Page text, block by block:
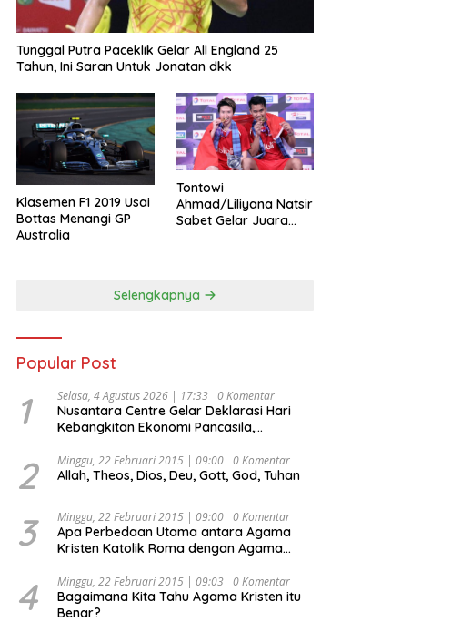
Tunggal Putra Paceklik Gelar All England 25
Tahun, Ini Saran Untuk Jonatan dkk
Klasemen F1 2019 Usai
Bottas Menangi GP
Australia
Tontowi
Ahmad/Liliyana Natsir
Sabet Gelar Juara
Selengkapnya
Popular Post
1 Selasa, 4 Agustus 2026 | 17:33 0 Komentar
Nusantara Centre Gelar Deklarasi Hari
Kebangkitan Ekonomi Pancasila,
Djojohadikusumo Anti Penjajahan
(Pergolakan Ekonomi Politik Indonesia) &
Undang Perekonomian Nasional dan
Kesejahteraan Sosial dalam Menata
Bangsa Menuju Indonesia Emas 2045”,
2 Minggu, 22 Februari 2015 | 09:00 0 Komentar
Allah, Theos, Dios, Deu, Gott, God, Tuhan
3 Minggu, 22 Februari 2015 | 09:00 0 Komentar
Apa Perbedaan Utama antara Agama
Kristen Katolik Roma dengan Agama
4 Minggu, 22 Februari 2015 | 09:03 0 Komentar
Bagaimana Kita Tahu Agama Kristen itu
Benar?